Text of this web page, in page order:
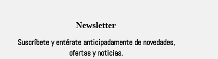
Newsletter
Suscríbete y entérate anticipadamente de novedades,
ofertas y noticias.